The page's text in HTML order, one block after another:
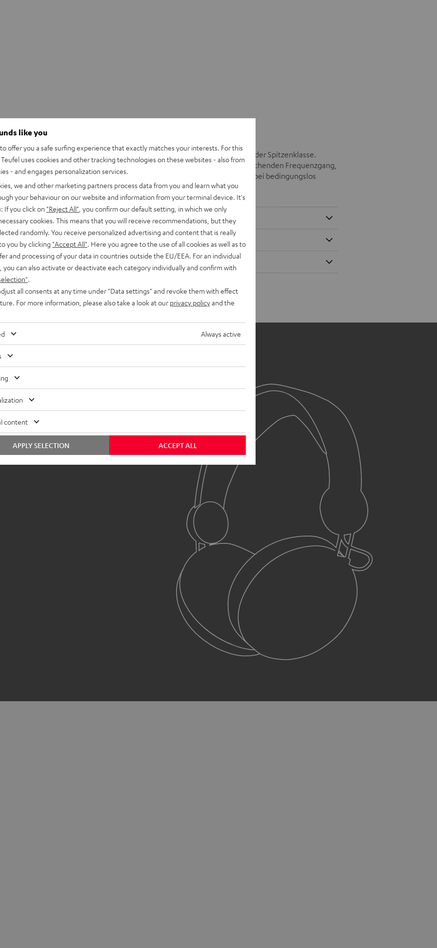
stabiler, ohrumschließender aber offener High-Definition Kopfhörer der Spitzenklasse.
Magneten und 44-mm-Linear-HD-Treiber sorgen für einen weitreichenden Frequenzgang,
und verzerrungsfreie Pegel. Die klangliche Abstimmung ist dabei bedingungslos
natürlich. Hochwertiges Zubehör im Lieferumfang.
like you
offer you a safe surfing experience that exactly matches your interests. For this
uses cookies and other tracking technologies on these websites - also from
- and engages personalization services.
we and other marketing partners process data from you and learn what you
your behaviour on our website and information from your terminal device. It's
If you click on "Reject All" , you confirm our default setting, in which we only
cookies. This means that you will receive recommendations, but they
randomly. You receive personalized advertising and content that is really
you by clicking "Accept All" . Here you agree to the use of all cookies as well as to
and processing of your data in countries outside the EU/EEA. For an individual
you can also activate or deactivate each category individually and confirm with
all consents at any time under "Data settings" and revoke them with effect
For more information, please also take a look at our privacy policyand the
Always active
content
ACCEPT ALL
APPLY SELECTION